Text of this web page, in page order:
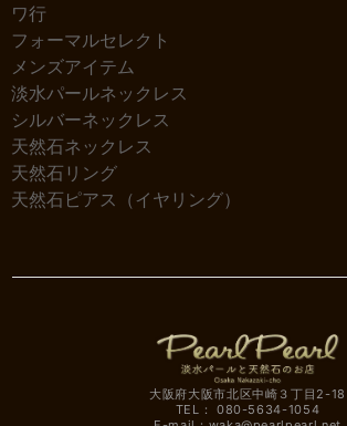
ワ行
フォーマルセレクト
メンズアイテム
淡水パールネックレス
シルバーネックレス
天然石ネックレス
天然石リング
天然石ピアス（イヤリング）
大阪府大阪市北区中崎３丁目2-18
TEL： 080-5634-1054